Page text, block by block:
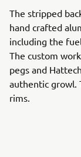
The stripped
hand crafted
including the
The custom
pegs and
authentic growl.
rims.